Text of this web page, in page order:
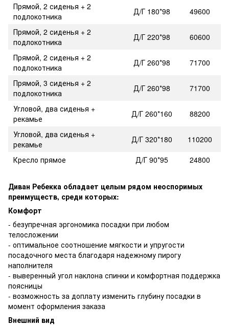
Прямой, 2 сиденья + 2
подлокотника
Д/Г 180*98
49600
Прямой, 2 сиденья + 2
подлокотника
Д/Г 220*98
60600
Прямой, 2 сиденья + 2
подлокотника
Д/Г 260*98
71700
Прямой, 3 сиденья + 2
подлокотника
Д/Г 260*98
71700
Угловой, два сиденья +
рекамье
Д/Г 260*160
88200
Угловой, два сиденья +
рекамье
Д/Г 320*180
110200
Кресло прямое
Д/Г 90*95 24800
Диван Ребекка обладает целым рядом неоспоримых
преимуществ, среди которых:
Комфорт
- безупречная эргономика посадки при любом
телосложении
- оптимальное соотношение мягкости и упругости
посадочного места благодаря надежному пирогу
наполнителя
- выверенный угол наклона спинки и комфортная поддержка
поясницы
- возможность за доплату изменить глубину посадки в
момент оформления заказа
Внешний вид